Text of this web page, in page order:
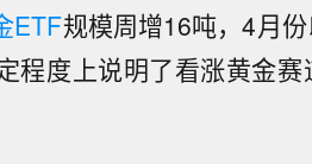
ETF规模周增16吨，4月
程度上说明了看涨黄金